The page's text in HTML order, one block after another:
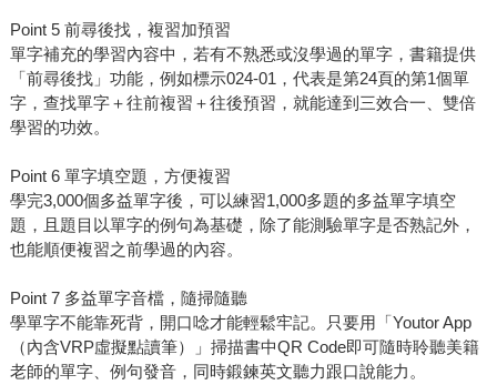
Point 5 前尋後找，複習加預習
單字補充的學習內容中，若有不熟悉或沒學過的單字，書籍提供
「前尋後找」功能，例如標示024-01，代表是第24頁的第1個單
字，查找單字＋往前複習＋往後預習，就能達到三效合一、雙倍
學習的功效。
Point 6 單字填空題，方便複習
學完3,000個多益單字後，可以練習1,000多題的多益單字填空
題，且題目以單字的例句為基礎，除了能測驗單字是否熟記外，
也能順便複習之前學過的內容。
Point 7 多益單字音檔，隨掃隨聽
學單字不能靠死背，開口唸才能輕鬆牢記。只要用「Youtor App
（內含VRP虛擬點讀筆）」掃描書中QR Code即可隨時聆聽美籍
老師的單字、例句發音，同時鍛鍊英文聽力跟口說能力。